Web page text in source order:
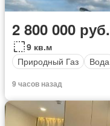
2 800 000 руб.
9 кв.м
Природный Газ
Вода
9 часов назад